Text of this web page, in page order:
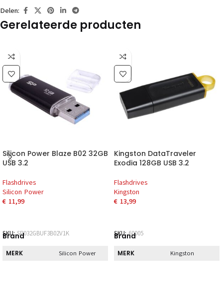
Delen:
Gerelateerde producten
Silicon Power Blaze B02 32GB
USB 3.2
Flashdrives
Silicon Power
€ 11,99
SKU:SP032GBUF3B02V1K
Brand
MERK Silicon Power
Kingston DataTraveler
Exodia 128GB USB 3.2
Flashdrives
Kingston
€ 13,99
SKU:60005
Brand
MERK Kingston